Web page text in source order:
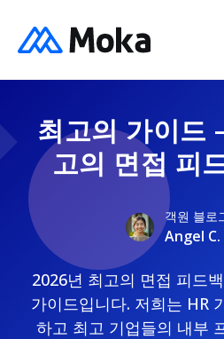
최고의 가이드
고의 면접 피
객원 블로
Angel C.
2026년 최고의 면접 피드
가이드입니다. 저희는 HR
하고 최고 기업들의 내부